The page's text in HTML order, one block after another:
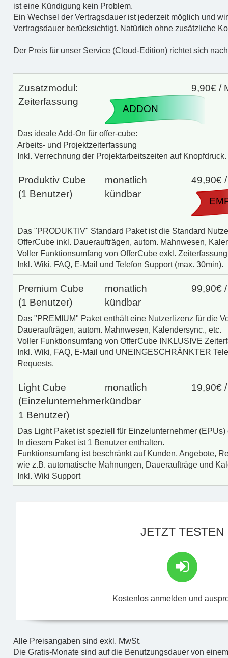
ist eine Kündigung kein Problem.
Ein Wechsel der Vertragsdauer ist jederzeit möglich und
Vertragsdauer berücksichtigt. Natürlich ohne zusätzliche
Der Preis für unser Service (Cloud-Edition) richtet sich
Zusatzmodul:
Zeiterfassung
9,90€ /
ADDON
Das ideale Add-On für offer-cube:
Arbeits- und Projektzeiterfassung
Inkl. Verrechnung der Projektarbeitszeiten auf Knopfdruck.
Produktiv Cube
(1 Benutzer)
monatlich
kündbar
49,90€
Das "PRODUKTIV" Standard Paket ist die Standard
OfferCube inkl. Daueraufträgen, autom. Mahnwesen,
Voller Funktionsumfang von OfferCube exkl.
Inkl. Wiki, FAQ, E-Mail und Telefon Support (max. 30min).
Premium Cube
(1 Benutzer)
monatlich
kündbar
99,90€
Das "PREMIUM" Paket enthält eine Nutzerlizenz für die
Daueraufträgen, autom. Mahnwesen, Kalendersync., etc.
Voller Funktionsumfang von OfferCube INKLUSIVE
Inkl. Wiki, FAQ, E-Mail und UNEINGESCHRÄNKTER
Requests.
Light Cube
(Einzelunternehmer
1 Benutzer)
monatlich
kündbar
19,90€
Das Light Paket ist speziell für Einzelunternehmer (EPUs)
In diesem Paket ist 1 Benutzer enthalten.
Funktionsumfang ist beschränkt auf Kunden, Angebote,
wie z.B. automatische Mahnungen, Daueraufträge und
Inkl. Wiki Support
JETZT TESTEN
Kostenlos anmelden und
Alle Preisangaben sind exkl. MwSt.
Die Gratis-Monate sind auf die Benutzungsdauer von